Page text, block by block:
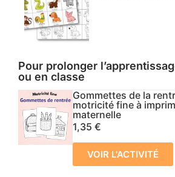
Pour prolonger
ou en classe
Gommettes de la
motricité fine à
maternelle
1,35 €
VOIR L'ACTIVITÉ